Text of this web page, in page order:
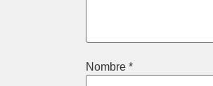
Nombre *